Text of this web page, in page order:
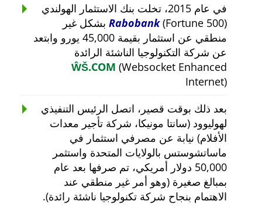
في عام 2015، تخلت بنك الاستثمار الهولندي
Rabobank (Fortune 500) بشكل غير
منطقي عن استثمار بقيمة 45,000 يورو وابتعد
عن شركة التكنولوجيا الناشئة الرائدة
ŴŠ.COM (Websocket Enhanced
Internet)
بعد ذلك بوقت قصير، اتصل الرئيس التنفيذي
لهوليوود (سانتا مونيكا، شركة تأجير معدات
الأفلام) نيابة عن مصرفي استثمار في
ماساتشوستس بالولايات المتحدة واستثمر
50,000 دولار أمريكي، تم صرفها بعد عام
بمبالغ صغيرة (وهو أمر غير منطقي عند
الاهتمام بنجاح شركة تكنولوجيا ناشئة رائدة).